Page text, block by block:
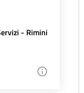
- Rimini